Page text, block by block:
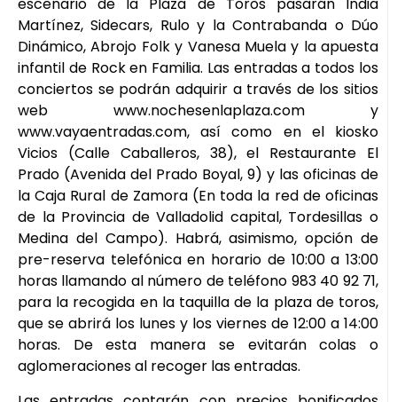
escenario de la Plaza de Toros pasarán India
Martínez, Sidecars, Rulo y la Contrabanda o Dúo
Dinámico, Abrojo Folk y Vanesa Muela y la apuesta
infantil de Rock en Familia. Las entradas a todos los
conciertos se podrán adquirir a través de los sitios
web www.nochesenlaplaza.com y
www.vayaentradas.com, así como en el kiosko
Vicios (Calle Caballeros, 38), el Restaurante El
Prado (Avenida del Prado Boyal, 9) y las oficinas de
la Caja Rural de Zamora (En toda la red de oficinas
de la Provincia de Valladolid capital, Tordesillas o
Medina del Campo). Habrá, asimismo, opción de
pre-reserva telefónica en horario de 10:00 a 13:00
horas llamando al número de teléfono 983 40 92 71,
para la recogida en la taquilla de la plaza de toros,
que se abrirá los lunes y los viernes de 12:00 a 14:00
horas. De esta manera se evitarán colas o
aglomeraciones al recoger las entradas.